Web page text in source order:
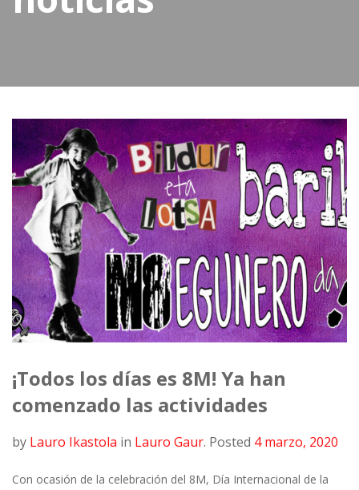
¡Todos los días es 8M! Ya han
comenzado las actividades
by Lauro Ikastola in Lauro Gaur. Posted 4 marzo, 2020
Con ocasión de la celebración del 8M, Día Internacional de la